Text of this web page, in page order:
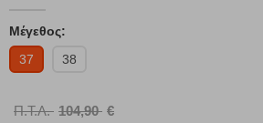
Μέγεθος:
37
38
Π.Τ.Λ. 104,90 €